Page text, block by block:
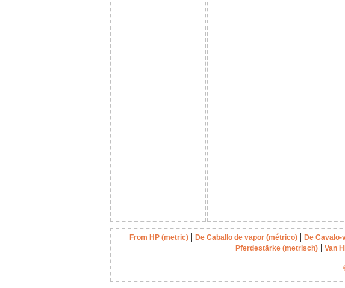
From HP (metric) De Caballo de vapor (métrico) De
Pferdestärke (metrisch)| Van